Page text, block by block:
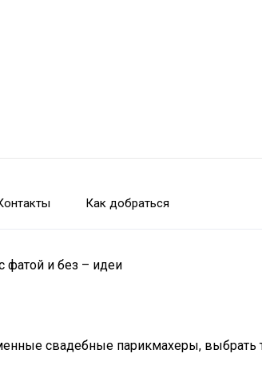
Как добраться
фатой и без – идеи
свадебные парикмахеры,